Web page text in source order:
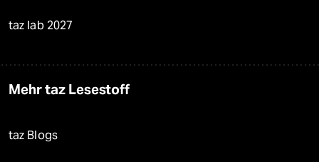
taz lab 2027
Mehr taz Lesestoff
taz Blogs